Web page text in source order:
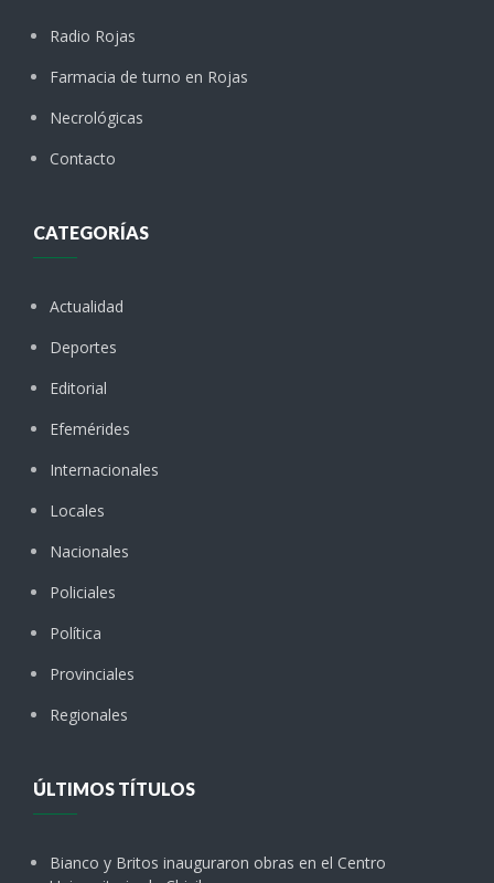
Radio Rojas
Farmacia de turno en Rojas
Necrológicas
Contacto
CATEGORÍAS
Actualidad
Deportes
Editorial
Efemérides
Internacionales
Locales
Nacionales
Policiales
Política
Provinciales
Regionales
ÚLTIMOS TÍTULOS
Bianco y Britos inauguraron obras en el Centro